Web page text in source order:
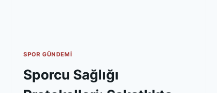
SPOR GÜNDEMI
Sporcu Sağlığı